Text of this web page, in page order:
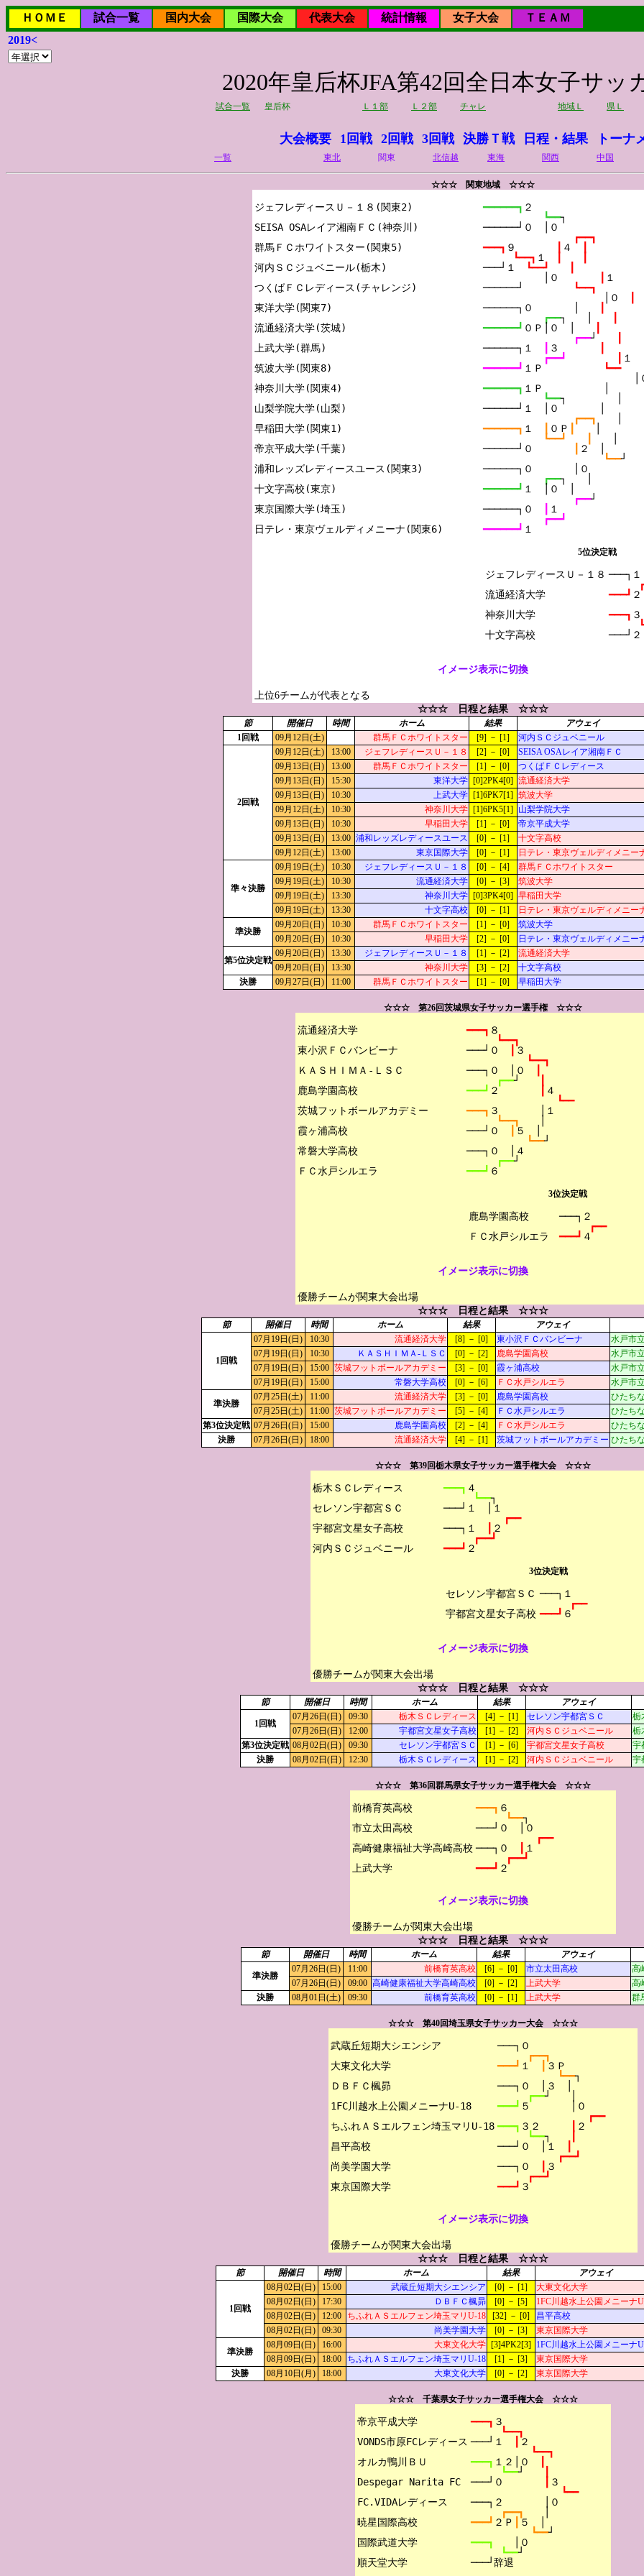
ＨＯＭＥ 試合一覧 国内大会 国際大会 代表大会 統計情報 女子大会 ＴＥＡＭ
2019<
2020年皇后杯JFA第42回全日本女子サッ
試合一覧 皇后杯 Ｌ１部 Ｌ２部 チャレ 地域Ｌ 県Ｌ
大会概要 1回戦 2回戦 3回戦 決勝Ｔ戦 日程・結果 トーナ
一覧 東北 関東 北信越 東海 関西 中国
☆☆☆ 関東地域 ☆☆☆
ジェフレディースＵ－１８(関東2)
SEISA OSAレイア湘南ＦＣ(神奈川)
群馬ＦＣホワイトスター(関東5)
河内ＳＣジュベニール(栃木)
つくばＦＣレディース(チャレンジ)
東洋大学(関東7)
流通経済大学(茨城)
上武大学(群馬)
筑波大学(関東8)
神奈川大学(関東4)
山梨学院大学(山梨)
早稲田大学(関東1)
帝京平成大学(千葉)
浦和レッズレディースユース(関東3)
十文字高校(東京)
東京国際大学(埼玉)
━━━━━━┓ ２
┗━━┐
──────┘０　│０
┏━━┓
━━━┓ ９ ４
┗━━┓ １
┃　　┃
───┘１
┗━━┛　　┃
│０
１
──────┘
┗━━┓
│０
──────┐０　　　　│
┏━━┐　　│
━━━━━━┛ ０Ｐ│０　│
┏━━┘
──────┐１
３
┏━━┛
１
━━━━━━┛ １Ｐ
┗━━
━━━━━━┓ １Ｐ　　　　　　│
┗━━┐　　　　　│
──────┘１　│０　　　　│
┏━━┓
━━━━━━┓ １ ０Ｐ ┃
┗━━┛　　┃
──────┘０
２　│
┗━━┘
──────┐０　　　　│０
┏━━┐　　│
━━━━━━┛ １　│０　│
┏━━┘
──────┐０
１
┏━━┛
━━━━━━┛ １
5位決定戦
ジェフレディースＵ－１８
流通経済大学
神奈川大学
───┐１
━━━┛ ２
━━━┓ ３
───┘２
イメージ表示に切換
上位6チームが代表となる
☆☆☆ 日程と結果 ☆☆☆
節 開催日 時間 ホーム 結果 アウェイ
1回戦
09月12日(土) 群馬ＦＣホワイトスター [9] － [1] 河内ＳＣジュベニール
2回戦
09月12日(土) 13:00 ジェフレディースＵ－１８ [2] － [0] SEISA OSAレイア湘南ＦＣ
09月13日(日)
13:00 群馬ＦＣホワイトスター [1] － [0] つくばＦＣレディース
09月13日(日)
15:30 東洋大学 [0]2PK4[0] 流通経済大学
09月13日(日)
10:30 上武大学 [1]6PK7[1] 筑波大学
09月12日(土)
10:30 神奈川大学 [1]6PK5[1] 山梨学院大学
09月13日(日)
10:30 早稲田大学 [1] － [0] 帝京平成大学
09月13日(日)
13:00 浦和レッズレディースユース [0] － [1] 十文字高校
09月12日(土)
13:00 東京国際大学 [0] － [1] 日テレ・東京ヴェルディメニー
準々決勝
09月19日(土) 10:30 ジェフレディースＵ－１８ [0] － [4] 群馬ＦＣホワイトスター
09月19日(土)
10:30 流通経済大学 [0] － [3] 筑波大学
09月19日(土)
13:30 神奈川大学 [0]3PK4[0] 早稲田大学
09月19日(土)
13:30 十文字高校 [0] － [1] 日テレ・東京ヴェルディメニー
準決勝
09月20日(日) 10:30 群馬ＦＣホワイトスター [1] － [0] 筑波大学
09月20日(日)
10:30 早稲田大学 [2] － [0] 日テレ・東京ヴェルディメニー
第5位決定戦
09月20日(日) 13:30 ジェフレディースＵ－１８ [1] － [2] 流通経済大学
09月20日(日)
13:30 神奈川大学 [3] － [2] 十文字高校
決勝
09月27日(日) 11:00 群馬ＦＣホワイトスター [1] － [0] 早稲田大学
☆☆☆ 第26回茨城県女子サッカー選手権 ☆☆☆
流通経済大学
東小沢ＦＣバンビーナ
ＫＡＳＨＩＭＡ-ＬＳＣ
鹿島学園高校
茨城フットボールアカデミー
霞ヶ浦高校
常磐大学高校
━━━┓ ８
┗━━┓
───┘０
３
┗━━┓
───┐０　│０
┏━━┘
━━━┛ ２ ┃ ４
┗━━
━━━┓ ３　　　　│１
┗━━┓
│
───┘０
５　│
┗━━┘
───┐０　│４
┏━━┘
━━━┛ ６
3位決定戦
鹿島学園高校
───┐２
┏━━
━━━┛ ４
イメージ表示に切換
優勝チームが関東大会出場
☆☆☆ 日程と結果 ☆☆☆
節 開催日 時間 ホーム 結果 アウェイ
1回戦
07月19日(日) 10:30 流通経済大学 [8] － [0] 東小沢ＦＣバンビーナ
水戸市
07月19日(日)
10:30 ＫＡＳＨＩＭＡ-ＬＳＣ [0] － [2] 鹿島学園高校
水戸市
07月19日(日)
15:00 茨城フットボールアカデミー [3] － [0] 霞ヶ浦高校
水戸市
07月19日(日)
15:00 常磐大学高校 [0] － [6] ＦＣ水戸シルエラ 水戸市
準決勝
07月25日(土) 11:00 流通経済大学 [3] － [0] 鹿島学園高校
ひたち
07月25日(土)
11:00 茨城フットボールアカデミー [5] － [4] ＦＣ水戸シルエラ
ひたち
第3位決定戦 07月26日(日) 15:00 鹿島学園高校 [2] － [4] ＦＣ水戸シルエラ
ひたち
決勝
07月26日(日) 18:00 流通経済大学 [4] － [1] 茨城フットボールアカデミー ひたち
☆☆☆ 第39回栃木県女子サッカー選手権大会 ☆☆☆
栃木ＳＣレディース
セレソン宇都宮ＳＣ
宇都宮文星女子高校
━━━┓ ４
┗━━┐
───┘１　│１
┏━━
───┐１
２
┏━━┛
━━━┛ ２
3位決定戦
セレソン宇都宮ＳＣ ───┐１
┏━━
━━━┛ ６
イメージ表示に切換
優勝チームが関東大会出場
☆☆☆ 日程と結果 ☆☆☆
節 開催日 時間 ホーム 結果 アウェイ
1回戦
07月26日(日) 09:30 栃木ＳＣレディース [4] － [1] セレソン宇都宮ＳＣ
栃
07月26日(日)
12:00 宇都宮文星女子高校 [1] － [2] 河内ＳＣジュベニール
栃
第3位決定戦 08月02日(日) 09:30 セレソン宇都宮ＳＣ [1] － [6] 宇都宮文星女子高校
宇
決勝
08月02日(日) 12:30 栃木ＳＣレディース [1] － [2] 河内ＳＣジュベニール 宇
☆☆☆ 第36回群馬県女子サッカー選手権大会 ☆☆☆
前橋育英高校
市立太田高校
高崎健康福祉大学高崎高校
━━━┓ ６
┗━━┐
───┘０　│０
┏━━
───┐０
１
┏━━┛
━━━┛ ２
イメージ表示に切換
優勝チームが関東大会出場
☆☆☆ 日程と結果 ☆☆☆
節 開催日 時間 ホーム 結果 アウェイ
準決勝
07月26日(日) 11:00 前橋育英高校 [6] － [0] 市立太田高校
高
07月26日(日)
09:00 高崎健康福祉大学高崎高校 [0] － [2] 上武大学
高
決勝
08月01日(土) 09:30 前橋育英高校 [0] － [1] 上武大学 群
☆☆☆ 第40回埼玉県女子サッカー大会 ☆☆☆
武蔵丘短期大シエンシア
大東文化大学
ＤＢＦＣ楓昴
1FC川越水上公園メニーナU-18
ちふれＡＳエルフェン埼玉マリU-18
昌平高校
尚美学園大学
───┐０
┏━━┓
━━━┛ １
３Ｐ
┗━━┐
───┐０　│３　│
┏━━┘　　│
━━━┛ ５　　　　│０
┏━━
━━━┓ ３２
２
┗━━┐
┃
───┘０　│１
┏━━┛
───┐０
３
┏━━┛
━━━┛ ３
イメージ表示に切換
優勝チームが関東大会出場
☆☆☆ 日程と結果 ☆☆☆
節 開催日 時間 ホーム 結果 アウェイ
1回戦
08月02日(日) 15:00 武蔵丘短期大シエンシア [0] － [1] 大東文化大学
08月02日(日)
17:30 ＤＢＦＣ楓昴 [0] － [5] 1FC川越水上公園メニーナ
08月02日(日)
12:00 ちふれＡＳエルフェン埼玉マリU-18 [32] － [0] 昌平高校
08月02日(日)
09:30 尚美学園大学 [0] － [3] 東京国際大学
準決勝
08月09日(日) 16:00 大東文化大学 [3]4PK2[3] 1FC川越水上公園メニーナ
08月09日(日)
18:00 ちふれＡＳエルフェン埼玉マリU-18 [1] － [3] 東京国際大学
決勝
08月10日(月) 18:00 大東文化大学 [0] － [2] 東京国際大学
☆☆☆ 千葉県女子サッカー選手権大会 ☆☆☆
帝京平成大学
VONDS市原FCレディース
オルカ鴨川ＢＵ
Despegar Narita FC
FC.VIDAレディース
暁星国際高校
国際武道大学
━━━┓ ３
┗━━┓
───┘１
２
┗━━┓
━━━┓ １２│０
┗━━┘
───┘０
┃ ３
┗━━
───┐２　　　　│０
┏━━┓
│
━━━┛ ２Ｐ
５　│
┗━━┘
━━━┓
│０
┗━━┘
───┘辞退